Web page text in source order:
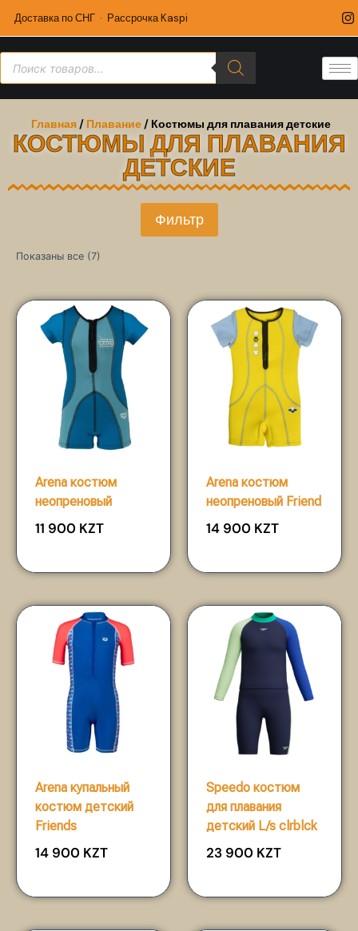
Доставка по СНГ · Рассрочка Kaspi
Главная / Плавание / Костюмы для плавания детские
КОСТЮМЫ ДЛЯ ПЛАВАНИЯ
ДЕТСКИЕ
Фильтр
Показаны все (7)
Arena костюм
неопреновый
11 900 KZT
Arena костюм
неопреновый Friend
14 900 KZT
Arena купальный
костюм детский
Friends
14 900 KZT
Speedo костюм
для плавания
детский L/s clrblck
23 900 KZT